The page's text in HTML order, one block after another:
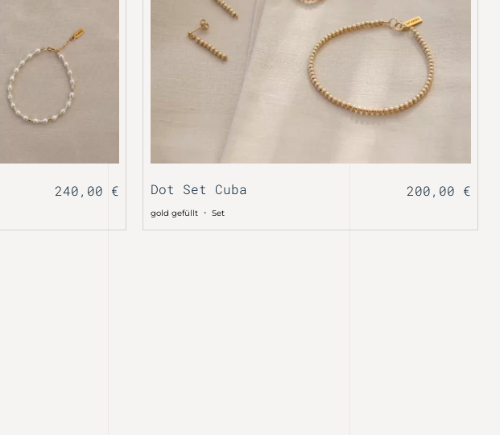
240,00 € Dot Set Cuba 200,00 €
gold gefüllt・ Set